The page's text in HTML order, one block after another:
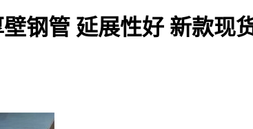
钢管 延展性好 新款现